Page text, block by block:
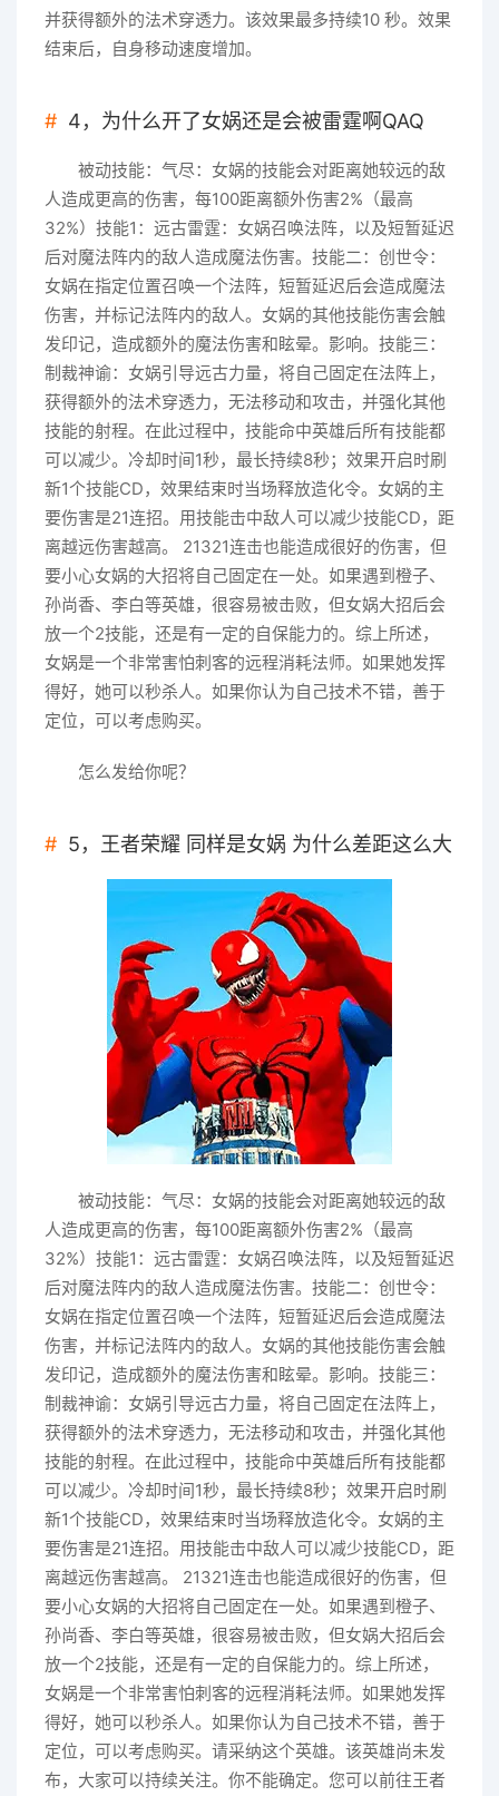
并获得额外的法术穿透力。该效果最多持续10 秒。效果
结束后，自身移动速度增加。
4，为什么开了女娲还是会被雷霆啊QAQ
被动技能：气尽：女娲的技能会对距离她较远的敌
人造成更高的伤害，每100距离额外伤害2%（最高
32%）技能1：远古雷霆：女娲召唤法阵，以及短暂延迟
后对魔法阵内的敌人造成魔法伤害。技能二：创世令：
女娲在指定位置召唤一个法阵，短暂延迟后会造成魔法
伤害，并标记法阵内的敌人。女娲的其他技能伤害会触
发印记，造成额外的魔法伤害和眩晕。影响。技能三：
制裁神谕：女娲引导远古力量，将自己固定在法阵上，
获得额外的法术穿透力，无法移动和攻击，并强化其他
技能的射程。在此过程中，技能命中英雄后所有技能都
可以减少。冷却时间1秒，最长持续8秒；效果开启时刷
新1个技能CD，效果结束时当场释放造化令。女娲的主
要伤害是21连招。用技能击中敌人可以减少技能CD，距
离越远伤害越高。 21321连击也能造成很好的伤害，但
要小心女娲的大招将自己固定在一处。如果遇到橙子、
孙尚香、李白等英雄，很容易被击败，但女娲大招后会
放一个2技能，还是有一定的自保能力的。综上所述，
女娲是一个非常害怕刺客的远程消耗法师。如果她发挥
得好，她可以秒杀人。如果你认为自己技术不错，善于
定位，可以考虑购买。
怎么发给你呢？
5，王者荣耀 同样是女娲 为什么差距这么大
被动技能：气尽：女娲的技能会对距离她较远的敌
人造成更高的伤害，每100距离额外伤害2%（最高
32%）技能1：远古雷霆：女娲召唤法阵，以及短暂延迟
后对魔法阵内的敌人造成魔法伤害。技能二：创世令：
女娲在指定位置召唤一个法阵，短暂延迟后会造成魔法
伤害，并标记法阵内的敌人。女娲的其他技能伤害会触
发印记，造成额外的魔法伤害和眩晕。影响。技能三：
制裁神谕：女娲引导远古力量，将自己固定在法阵上，
获得额外的法术穿透力，无法移动和攻击，并强化其他
技能的射程。在此过程中，技能命中英雄后所有技能都
可以减少。冷却时间1秒，最长持续8秒；效果开启时刷
新1个技能CD，效果结束时当场释放造化令。女娲的主
要伤害是21连招。用技能击中敌人可以减少技能CD，距
离越远伤害越高。 21321连击也能造成很好的伤害，但
要小心女娲的大招将自己固定在一处。如果遇到橙子、
孙尚香、李白等英雄，很容易被击败，但女娲大招后会
放一个2技能，还是有一定的自保能力的。综上所述，
女娲是一个非常害怕刺客的远程消耗法师。如果她发挥
得好，她可以秒杀人。如果你认为自己技术不错，善于
定位，可以考虑购买。请采纳这个英雄。该英雄尚未发
布，大家可以持续关注。你不能确定。您可以前往王者